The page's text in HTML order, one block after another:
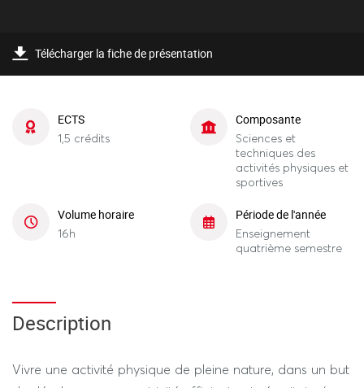
Télécharger la fiche de présentation
ECTS
1,5 crédits
Composante
Sciences et
techniques des
activités physiques et
sportives
Volume horaire
16h
Période de l'année
Enseignement
quatrième semestre
Description
Vivre une activité physique de pleine nature, dans un but